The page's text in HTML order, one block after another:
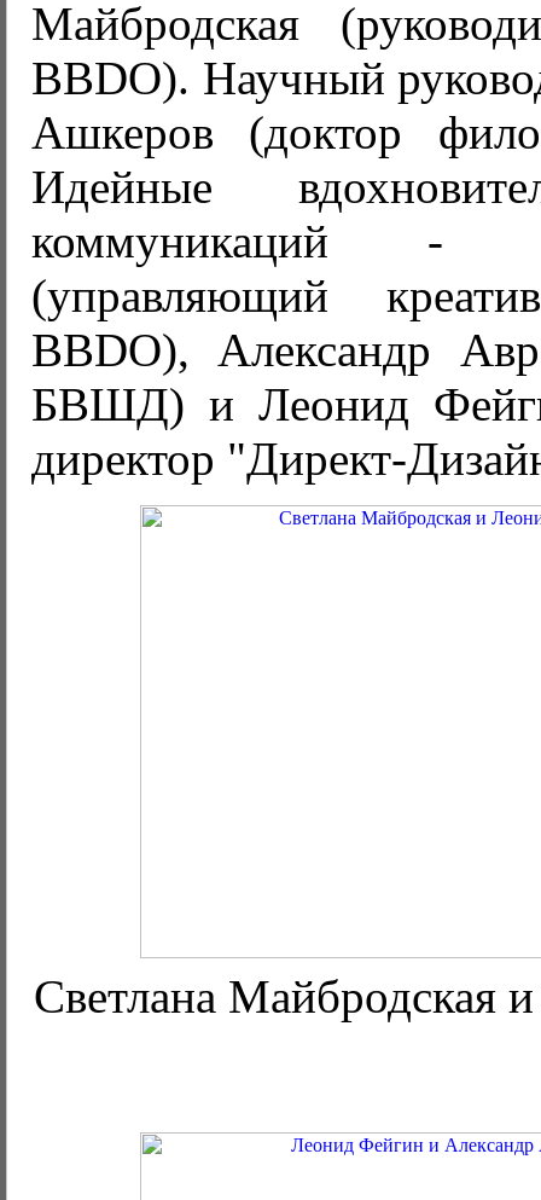
Майбродская
BBDO). Научный
Ашкеров (доктор
Идейные
коммуникаций -
(управляющий
BBDO), Александр
БВШД) и Леонид
директор "Директ-
Светлана Майбродская